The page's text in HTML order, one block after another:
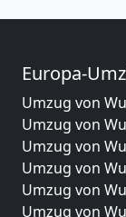
Europa-
Umzug von
Umzug von
Umzug von
Umzug von
Umzug von
Umzug von